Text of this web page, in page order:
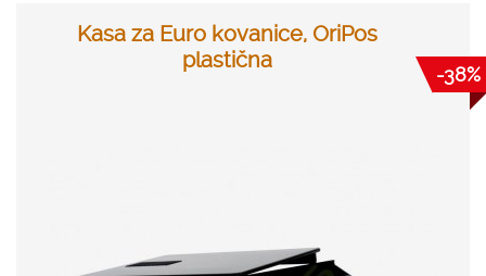
Kasa za Euro kovanice, OriPos
plastična
-38%